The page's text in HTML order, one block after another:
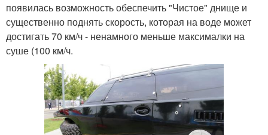
появилась возможность обеспечить "Чистое" днище и
существенно поднять скорость, которая на воде может
достигать 70 км/ч - ненамного меньше максималки на
суше (100 км/ч.